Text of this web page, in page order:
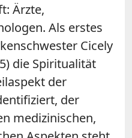
Ärzte,
Als erstes
Cicely
die Spiritualität
der
der
medizinischen,